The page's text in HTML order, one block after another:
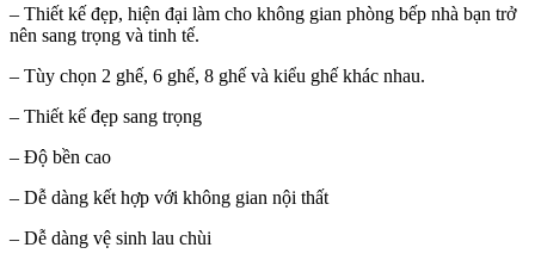
– Thiết kế đẹp, hiện đại làm cho không gian phòng bếp nhà bạn trở
nên sang trọng và tinh tế.
– Tùy chọn 2 ghế, 6 ghế, 8 ghế và kiểu ghế khác nhau.
– Thiết kế đẹp sang trọng
– Độ bền cao
– Dễ dàng kết hợp với không gian nội thất
– Dễ dàng vệ sinh lau chùi